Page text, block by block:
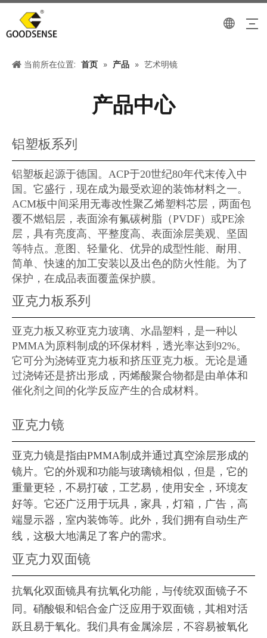
当前所在位置: 首页 » 产品 » 艺术明镜
产品中心
铝塑板系列
铝塑板起源于德国。ACP于20世纪80年代末传入中
国。它盛行，现在成为最受欢迎的装饰材料之一。
ACM板中间采用无毒改性聚乙烯塑料芯层，两面包
覆不燃铝层，表面涂有氟碳树脂（PVDF）或PE涂
层，具有亮度高、平整度高、表面涂层美观、坚固
等特点。意图、轻量化、优异的成型性能、耐用、
简单、快速的加工安装以及出色的防火性能。为了
保护，在成品表面覆盖保护膜。
亚克力板系列
亚克力板又称亚克力玻璃、水晶塑料，是一种以
PMMA为原料制成的环保材料，透光率达到92%。
它可分为浇铸亚克力板和挤压亚克力板。无论是通
过浇铸还是挤出形成，丙烯酸聚合物都是由单体和
催化剂之间的化学反应产生的合成材料。
亚克力镜
亚克力镜是指由PMMA制成并通过真空涂层形成的
镜片。它的外观和功能与玻璃镜相似，但是，它的
重量更轻，不易打破，工艺易，使用安全，环境友
好等。它还广泛用于玩具，家具，灯箱，广告，高
端显示器，室内装饰等。此外，我们拥有自动生产
线，这极大地满足了客户的需求。
亚克力双面镜
抗氧化双面镜具有抗氧化功能，与传统双面镜子不
同。硝酸银和铝合金广泛应用于双面镜，其相对活
跃且易于氧化。我们具有金属涂层，不容易被氧化